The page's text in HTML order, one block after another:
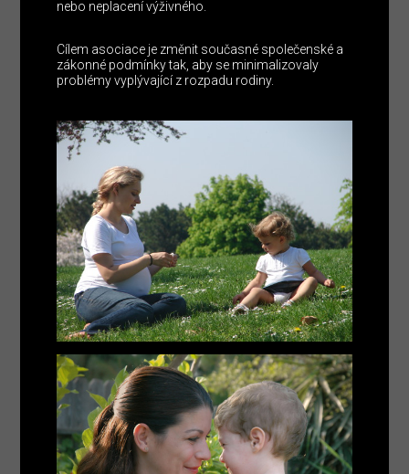
nebo neplacení výživného.
Cílem asociace je změnit současné společenské a
zákonné podmínky tak, aby se minimalizovaly
problémy vyplývající z rozpadu rodiny.